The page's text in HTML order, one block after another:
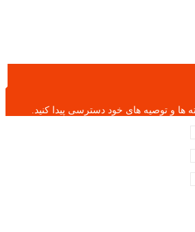
و توصیه های خود دسترسی پیدا کنید.